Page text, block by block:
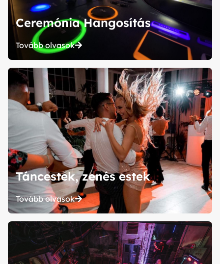
Ceremónia Hangosítás
Tovább olvasok
Táncestek, zenés estek
Tovább olvasok